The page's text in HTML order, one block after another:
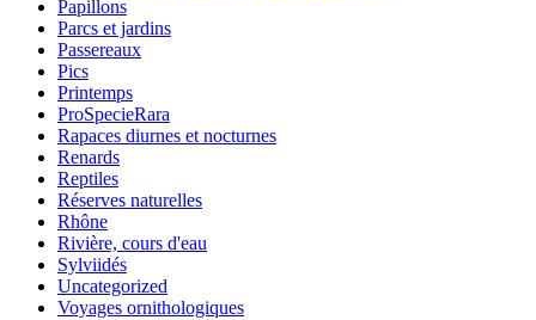
Papillons
Parcs et jardins
Passereaux
Pics
Printemps
ProSpecieRara
Rapaces diurnes et nocturnes
Renards
Reptiles
Réserves naturelles
Rhône
Rivière, cours d'eau
Sylviidés
Uncategorized
Voyages ornithologiques